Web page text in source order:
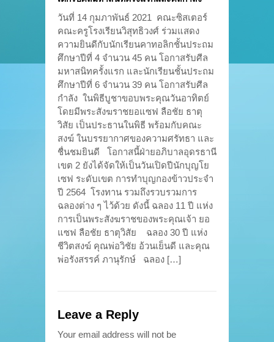
วันที่ 14 กุมภาพันธ์ 2021 คณะซิสเตอร์
คณะครูโรงเรียนวิสุทธิวงศ์ ร่วมแสดง
ความยินดีกับนักเรียนคาทอลิกชั้นประถม
ศึกษาปีที่ 4 จำนวน 45 คน โอกาสรับศีล
มหาสนิทครั้งแรก และนักเรียนชั้นประถม
ศึกษาปีที่ 6 จำนวน 39 คน โอกาสรับศีล
กำลัง ในพิธีบูชาขอบพระคุณวันอาทิตย์
โดยมีพระสังฆราชยอแซฟ ลือชัย ธาตุ
วิสัย เป็นประธานในพิธี พร้อมกับคณะ
สงฆ์ ในบรรยากาศของความศรัทธา และ
ชื่นชมยินดี โอกาสนี้ฝ่ายอภิบาลอุดรธานี
เขต 2 ยังได้จัดให้เป็นวันเปิดปีนักบุญโย
เซฟ ระดับเขต การทำบุญกองข้าวประจำ
ปี 2564 โรงทาน รวมถึงรวบรวมการ
ฉลองต่าง ๆ ไว้ด้วย ดังนี้ ฉลอง 11 ปี แห่ง
การเป็นพระสังฆราชของพระคุณเจ้า ยอ
แซฟ ลือชัย ธาตุวิสัย ฉลอง 30 ปี แห่ง
ชีวิตสงฆ์ คุณพ่อวิชัย อ้วนเย็นดี และคุณ
พ่อรังสรรค์ ภานุรักษ์ ฉลอง […]
Leave a Reply
Your email address will not be